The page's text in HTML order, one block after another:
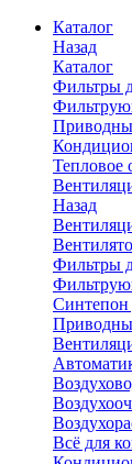
Каталог
Назад
Каталог
Фильтры
Тепловое
Назад
Фильтры
Синтепон
Всё для